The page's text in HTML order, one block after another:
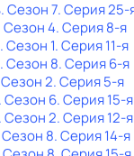
. Сезон 7. Серия 25-
Сезон 4. Серия 8-я
. Сезон 1. Серия 11-я
. Сезон 8. Серия 6-я
2. Серия 5-я
. Сезон 6. Серия 15-я
. Сезон 2. Серия 12-я
Сезон 8. Серия 14-я